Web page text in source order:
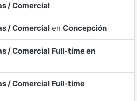
/ Comercial
/ Comercial en Concepción
/ Comercial Full-time en
/ Comercial Full-time